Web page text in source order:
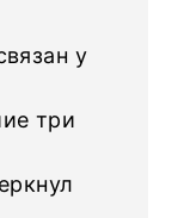
у
три